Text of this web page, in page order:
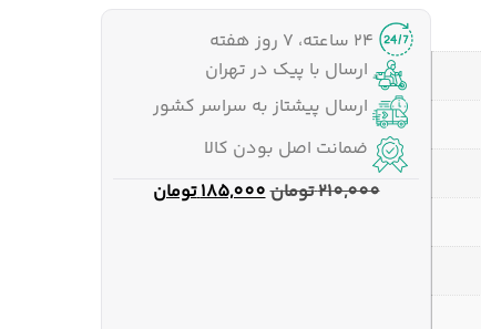
۲۴ ساعته، ۷ روز هفته
ارسال با پیک در تهران
ارسال پیشتاز به سراسر کشور
ضمانت اصل بودن کالا
210,000تومان185,000تومان